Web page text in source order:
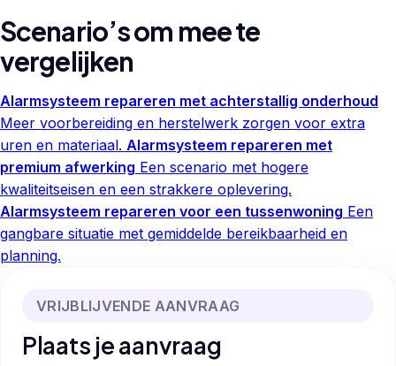
Scenario’s om mee te
vergelijken
Alarmsysteem repareren met achterstallig onderhoud
Meer voorbereiding en herstelwerk zorgen voor extra
uren en materiaal. Alarmsysteem repareren met
premium afwerking Een scenario met hogere
kwaliteitseisen en een strakkere oplevering.
Alarmsysteem repareren voor een tussenwoning Een
gangbare situatie met gemiddelde bereikbaarheid en
planning.
VRIJBLIJVENDE AANVRAAG
Plaats je aanvraag